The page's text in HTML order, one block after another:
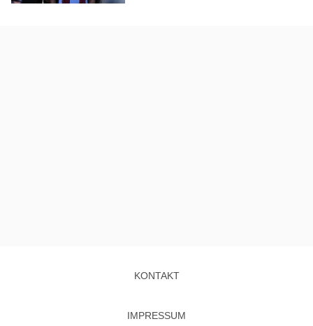
KONTAKT
IMPRESSUM